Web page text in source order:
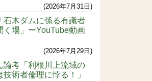
2026年7月31日
石木ダムに係る有識者
く場」ーYouTube動画
2026年7月29日
論考「利根川上流域の
術者倫理に悖る！」